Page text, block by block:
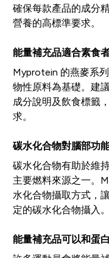
確保每款產品的成分
營養的高標準要求。
能量補充品適合素食
Myprotein 的燕麥系
物性原料為基礎。建
成分說明及飲食標籤
求。
碳水化合物對腦部功
碳水化合物有助於維
主要燃料來源之一。
水化合物攝取方式，
定的碳水化合物攝入。
能量補充品可以和蛋